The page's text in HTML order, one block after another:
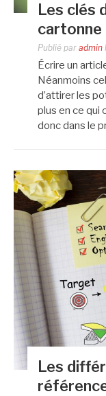
Les clés
cartonne
Publié par admin
Écrire un
Néanmoins
d’attirer les
plus en ce qui
donc dans le
Les